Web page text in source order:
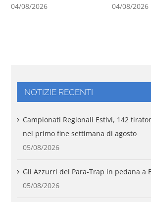
04/08/2026 04/08/2026
NOTIZIE RECENTI
Campionati Regionali Estivi, 142
nel primo fine settimana di agosto
05/08/2026
Gli Azzurri del Para-Trap in pedana a
05/08/2026